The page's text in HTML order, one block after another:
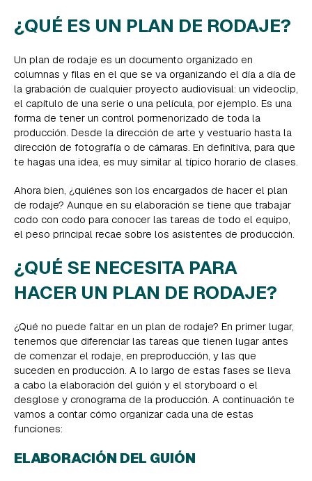
¿QUÉ ES UN PLAN DE RODAJE?
Un plan de rodaje es un documento organizado en
columnas y filas en el que se va organizando el día a día de
la grabación de cualquier proyecto audiovisual: un videoclip,
el capítulo de una serie o una película, por ejemplo. Es una
forma de tener un control pormenorizado de toda la
producción. Desde la dirección de arte y vestuario hasta la
dirección de fotografía o de cámaras. En definitiva, para que
te hagas una idea, es muy similar al típico horario de clases.
Ahora bien, ¿quiénes son los encargados de hacer el plan
de rodaje? Aunque en su elaboración se tiene que trabajar
codo con codo para conocer las tareas de todo el equipo,
el peso principal recae sobre los asistentes de producción.
¿QUÉ SE NECESITA PARA
HACER UN PLAN DE RODAJE?
¿Qué no puede faltar en un plan de rodaje? En primer lugar,
tenemos que diferenciar las tareas que tienen lugar antes
de comenzar el rodaje, en preproducción, y las que
suceden en producción. A lo largo de estas fases se lleva
a cabo la elaboración del guión y el storyboard o el
desglose y cronograma de la producción. A continuación te
vamos a contar cómo organizar cada una de estas
funciones:
ELABORACIÓN DEL GUIÓN